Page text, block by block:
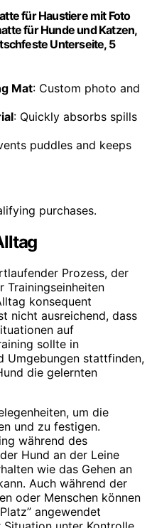
für Haustiere mit Foto
für Hunde und Katzen,
Unterseite, 5
Mat: Custom photo and
: Quickly absorbs spills
puddles and keeps
purchases.
Prozess, der
Trainingseinheiten
konsequent
nicht ausreichend, dass
auf
sollte in
Umgebungen stattfinden,
die gelernten
um die
und zu festigen.
während des
Hund an der Leine
wie das Gehen an
Auch während der
oder Menschen können
angewendet